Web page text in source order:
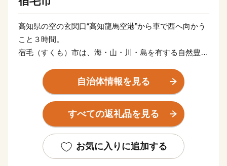
高知県の空の玄関口“高知龍馬空港”から車で西へ向かう
こと３時間。
宿毛（すくも）市は、海・山・川・島を有する自然豊か
四国の西南端、対岸の九州にも程近いこのエリアを、幡
多（はた）と呼びます。
【幡多６市町村：黒潮町・三原村・大月町・四万十市・
日本最後の清流ともいわれる四万十川、ダイナミックな
景観が楽しめる足摺岬、
自治体情報を見る
すべての返礼品を見る
お気に入りに追加する